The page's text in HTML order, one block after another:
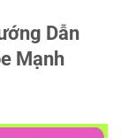
Dẫn
Mạnh